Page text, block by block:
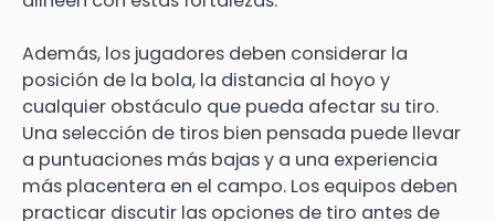
Además, los jugadores deben considerar la
posición de la bola, la distancia al hoyo y
cualquier obstáculo que pueda afectar su tiro.
Una selección de tiros bien pensada puede llevar
a puntuaciones más bajas y a una experiencia
más placentera en el campo. Los equipos deben
practicar discutir las opciones de tiro antes de